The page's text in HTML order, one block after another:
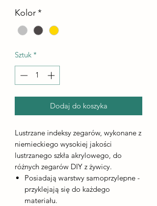
Kolor*
Sztuk *
Dodaj do koszyka
Lustrzane indeksy zegarów, wykonane z
niemieckiego wysokiej jakości
lustrzanego szkła akrylowego, do
różnych zegarów DIY z żywicy.
Posiadają warstwy samoprzylepne -
przyklejają się do każdego
materiału.